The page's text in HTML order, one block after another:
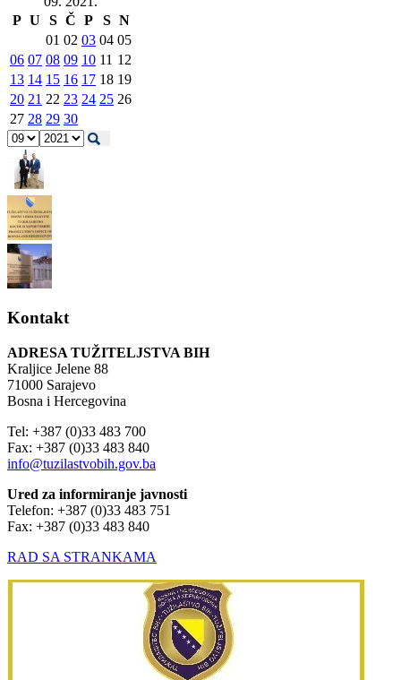
P U S Č P S N
01 02 03 04 05
06 07 08 09 10 11 12
13 14 15 16 17 18 19
20 21 22 23 24 25 26
27 28 29 30
Kontakt
ADRESA TUŽITELJSTVA BIH
Kraljice Jelene 88
71000 Sarajevo
Bosna i Hercegovina
Tel: +387 (0)33 483 700
Fax: +387 (0)33 483 840
info@tuzilastvobih.gov.ba
Ured za informiranje javnosti
Telefon: +387 (0)33 483 751
Fax: +387 (0)33 483 840
RAD SA STRANKAMA